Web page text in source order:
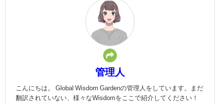
管理人
こんにちは。 Global Wisdom Gardenの管理人をしています。まだ
翻訳されていない、様々なWisdomをここで紹介してください！